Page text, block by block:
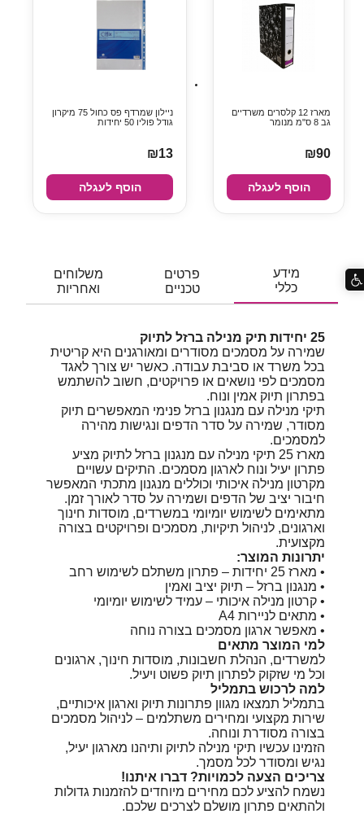
מארז 12 קלסרים משרדיים
גב 8 ס"מ מנומר
₪90
הוסף לעגלה
ניילון שמרדף פס כחול 75 מיקרון
גודל פוליו 50 יחידות
₪13
הוסף לעגלה
מידע
כללי
פרטים
טכניים
משלוחים
ואחריות
25 יחידות תיק מנילה ברזל לתיוק
שמירה על מסמכים מסודרים ומאורגנים היא קריטית
בכל משרד או סביבת עבודה. כאשר יש צורך לאגד
מסמכים לפי נושאים או פרויקטים, חשוב להשתמש
בפתרון תיוק אמין ונוח.
תיקי מנילה עם מנגנון ברזל פנימי המאפשרים תיוק
מסודר, שמירה על סדר הדפים ונגישות מהירה
למסמכים.
מארז 25 תיקי מנילה עם מנגנון ברזל לתיוק מציע
פתרון יעיל ונוח לארגון מסמכים. התיקים עשויים
מקרטון מנילה איכותי וכוללים מנגנון מתכתי המאפשר
חיבור יציב של הדפים ושמירה על סדר לאורך זמן.
מתאימים לשימוש יומיומי במשרדים, מוסדות חינוך
וארגונים, לניהול תיקיות, מסמכים ופרויקטים בצורה
מקצועית.
יתרונות המוצר:
• מארז 25 יחידות – פתרון משתלם לשימוש רחב
• מנגנון ברזל – תיוק יציב ואמין
• קרטון מנילה איכותי – עמיד לשימוש יומיומי
• מתאים לניירות A4
• מאפשר ארגון מסמכים בצורה נוחה
למי המוצר מתאים
למשרדים, הנהלת חשבונות, מוסדות חינוך, ארגונים
וכל מי שזקוק לפתרון תיוק פשוט ויעיל.
למה לרכוש בתמליל
בתמליל תמצאו מגוון פתרונות תיוק וארגון איכותיים,
שירות מקצועי ומחירים משתלמים – לניהול מסמכים
בצורה מסודרת ונוחה.
הזמינו עכשיו תיקי מנילה לתיוק ותיהנו מארגון יעיל,
נגיש ומסודר לכל מסמך.
צריכים הצעה לכמויות? דברו איתנו!
נשמח להציע לכם מחירים מיוחדים להזמנות גדולות
ולהתאים פתרון מושלם לצרכים שלכם.